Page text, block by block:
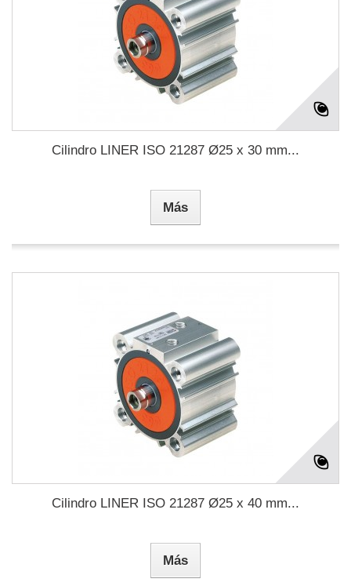
Cilindro LINER ISO 21287 Ø25 x 30 mm...
Más
Cilindro LINER ISO 21287 Ø25 x 40 mm...
Más